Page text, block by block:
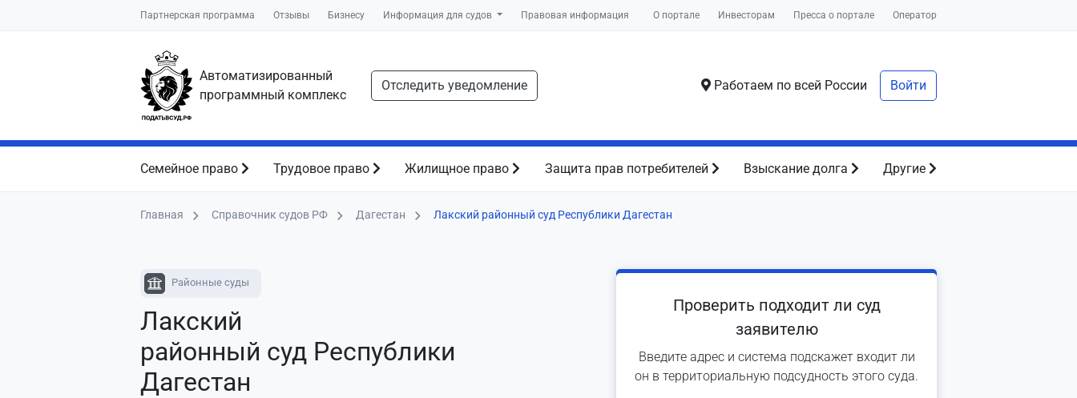
Партнерская программа Отзывы Бизнесу Информация для судов Правовая информация О портале Инвесторам Пресса о портале Оператор
Автоматизированный
программный комплекс
Отследить уведомление Работаем по всей России Войти
Семейное право Трудовое право Жилищное право Защита прав потребителей Взыскание долга Другие
Главная Справочник судов РФ Дагестан Лакский районный суд Республики Дагестан
Районные суды
Лакский
районный суд Республики
Дагестан
Проверить подходит ли суд
заявителю
Введите адрес и система подскажет входит ли
он в территориальную подсудность этого суда.